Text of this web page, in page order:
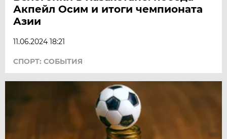
Акпейл Осим и итоги чемпионата
Азии
11.06.2024 18:21
СПОРТ: СОБЫТИЯ